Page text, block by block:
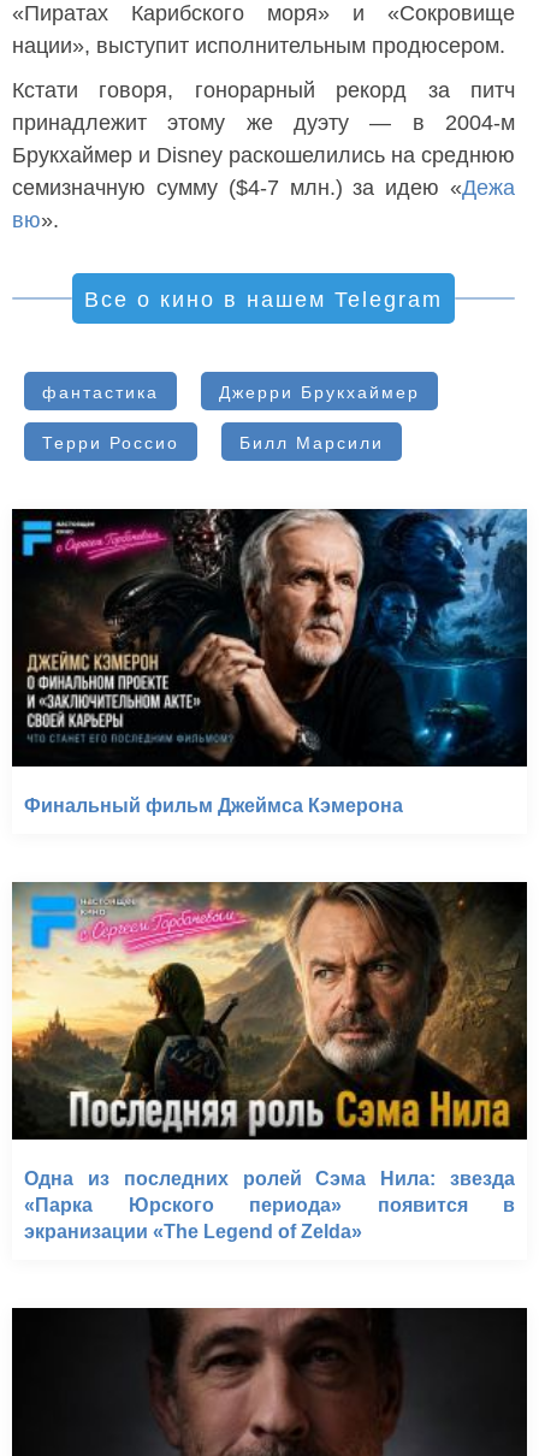
«Пиратах Карибского моря» и «Сокровище
нации», выступит исполнительным продюсером.
Кстати говоря, гонорарный рекорд за питч
принадлежит этому же дуэту — в 2004-м
Брукхаймер и Disney раскошелились на среднюю
семизначную сумму ($4-7 млн.) за идею «Дежа
вю».
Все о кино в нашем Telegram
фантастика Джерри Брукхаймер
Терри Россио Билл Марсили
Финальный фильм Джеймса Кэмерона
Одна из последних ролей Сэма Нила: звезда
«Парка Юрского периода» появится в
экранизации «The Legend of Zelda»